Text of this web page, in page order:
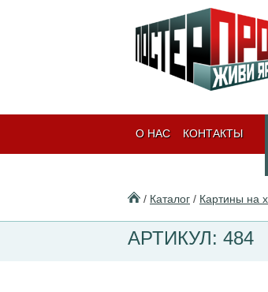
О НАС КОНТАКТЫ
/ Каталог / Картины на
АРТИКУЛ: 484